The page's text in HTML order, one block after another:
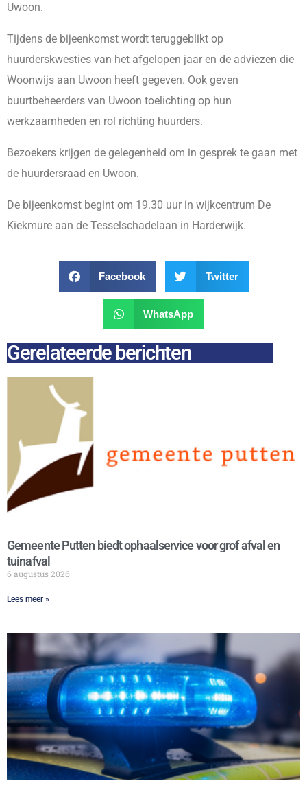
Uwoon.
Tijdens de bijeenkomst wordt teruggeblikt op
huurderskwesties van het afgelopen jaar en de adviezen die
Woonwijs aan Uwoon heeft gegeven. Ook geven
buurtbeheerders van Uwoon toelichting op hun
werkzaamheden en rol richting huurders.
Bezoekers krijgen de gelegenheid om in gesprek te gaan met
de huurdersraad en Uwoon.
De bijeenkomst begint om 19.30 uur in wijkcentrum De
Kiekmure aan de Tesselschadelaan in Harderwijk.
Facebook Twitter
WhatsApp
Gerelateerde berichten
Gemeente Putten biedt ophaalservice voor grof afval en
tuinafval
6 augustus 2026
Lees meer »